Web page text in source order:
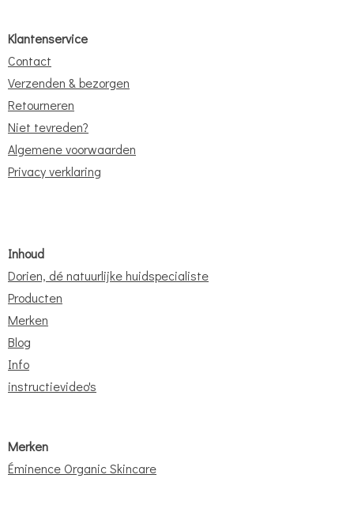
Klantenservice
Contact
Verzenden & bezorgen
Retourneren
Niet tevreden?
Algemene voorwaarden
Privacy verklaring
Inhoud
Dorien, dé natuurlijke huidspecialiste
Producten
Merken
Blog
Info
instructievideo's
Merken
Éminence Organic Skincare